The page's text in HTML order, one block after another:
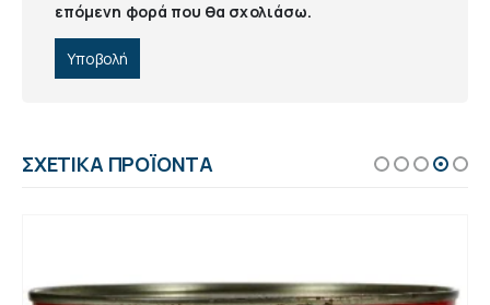
επόμενη φορά που θα σχολιάσω.
ΣΧΕΤΙΚΆ ΠΡΟΪΌΝΤΑ